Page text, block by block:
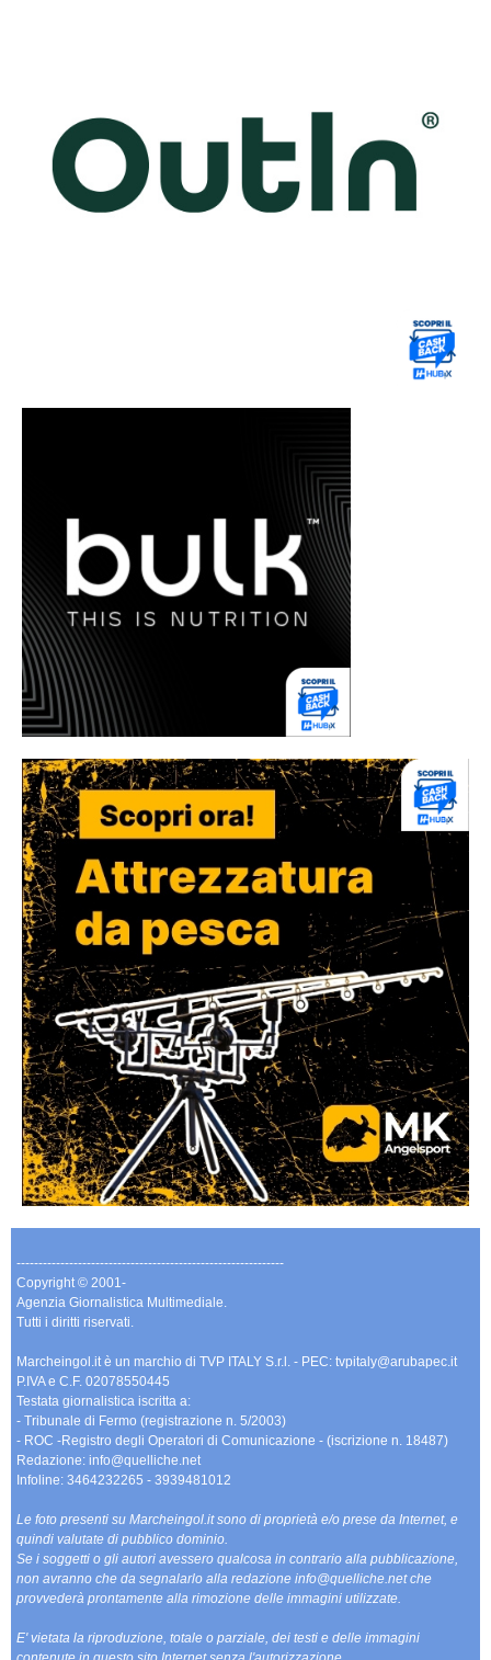
-------------------------------------------------------------
Copyright © 2001-
Agenzia Giornalistica Multimediale.
Tutti i diritti riservati.
Marcheingol.it è un marchio di TVP ITALY S.r.l. - PEC: tvpitaly@arubapec.it
P.IVA e C.F. 02078550445
Testata giornalistica iscritta a:
- Tribunale di Fermo (registrazione n. 5/2003)
- ROC -Registro degli Operatori di Comunicazione - (iscrizione n. 18487)
Redazione: info@quelliche.net
Infoline: 3464232265 - 3939481012
Le foto presenti su Marcheingol.it sono di proprietà e/o prese da Internet, e
quindi valutate di pubblico dominio.
Se i soggetti o gli autori avessero qualcosa in contrario alla pubblicazione,
non avranno che da segnalarlo alla redazione info@quelliche.net che
provvederà prontamente alla rimozione delle immagini utilizzate.
E' vietata la riproduzione, totale o parziale, dei testi e delle immagini